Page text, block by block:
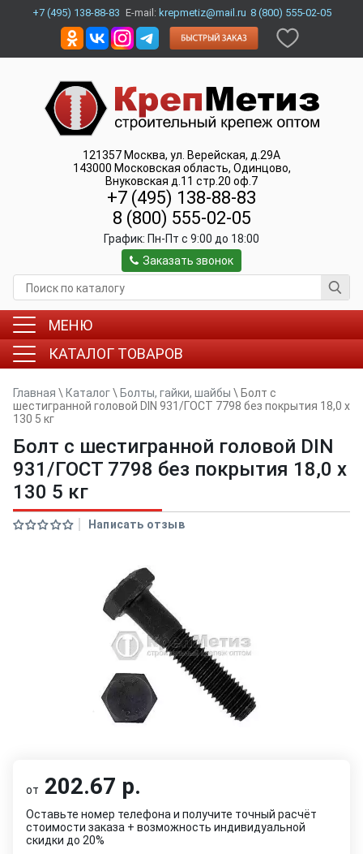
+7 (495) 138-88-83 E-mail: krepmetiz@mail.ru 8 (800) 555-02-05
121357 Москва, ул. Верейская, д.29А
143000 Московская область, Одинцово,
Внуковская д.11 стр.20 оф.7
+7 (495) 138-88-83
8 (800) 555-02-05
График: Пн-Пт c 9:00 до 18:00
Заказать звонок
МЕНЮ
КАТАЛОГ ТОВАРОВ
Главная \ Каталог\ Болты, гайки, шайбы \ Болт с
шестигранной головой DIN 931/ГОСТ 7798 без покрытия 18,0 х
130 5 кг
Болт с шестигранной головой DIN
931/ГОСТ 7798 без покрытия 18,0 х
130 5 кг
Написать отзыв
от 202.67 р.
Оставьте номер телефона и получите точный расчёт
стоимости заказа + возможность индивидуальной
скидки до 20%